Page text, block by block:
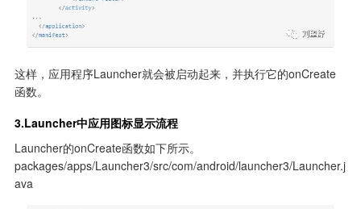
这样，应用程序Launcher就会被启动起来，并执行它的onCreate
函数。
3.Launcher中应用图标显示流程
Launcher的onCreate函数如下所示。
packages/apps/Launcher3/src/com/android/launcher3/Launcher.j
ava